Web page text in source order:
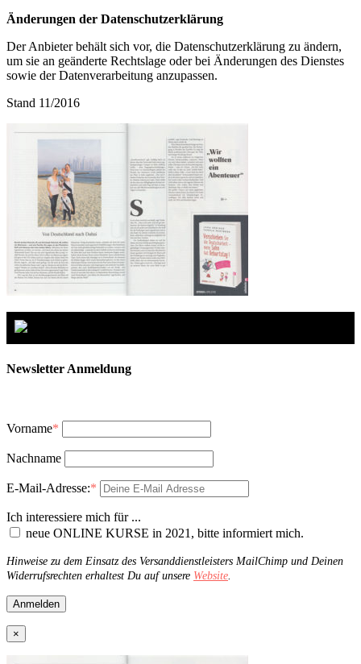
Änderungen der Datenschutzerklärung
Der Anbieter behält sich vor, die Datenschutzerklärung zu ändern,
um sie an geänderte Rechtslage oder bei Änderungen des Dienstes
sowie der Datenverarbeitung anzupassen.
Stand 11/2016
Newsletter Anmeldung
Vorname*
Nachname
E-Mail-Adresse:*
Ich interessiere mich für ...
neue ONLINE KURSE in 2021, bitte informiert mich.
Hinweise zu dem Einsatz des Versanddienstleisters MailChimp und Deinen
Widerrufsrechten erhaltest Du auf unsere Website
×